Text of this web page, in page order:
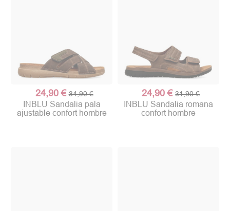
24,90 € 34,90 €
INBLU Sandalia pala
ajustable confort hombre
24,90 € 31,90 €
INBLU Sandalia romana
confort hombre